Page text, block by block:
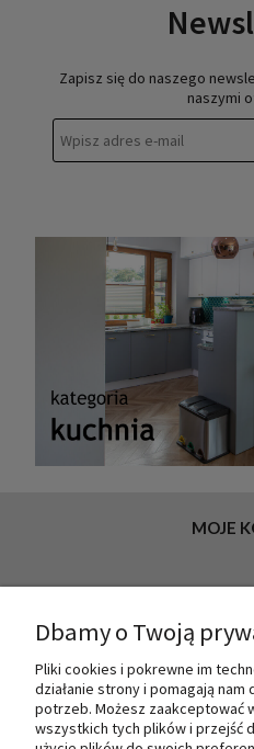
Zapisz się do naszego
naszymi
MOJE
O
Dbamy o Twoją
Pliki cookies i pokrewne im
działanie strony i pomagają
potrzeb. Możesz zaakceptować
wszystkich tych plików i przejść